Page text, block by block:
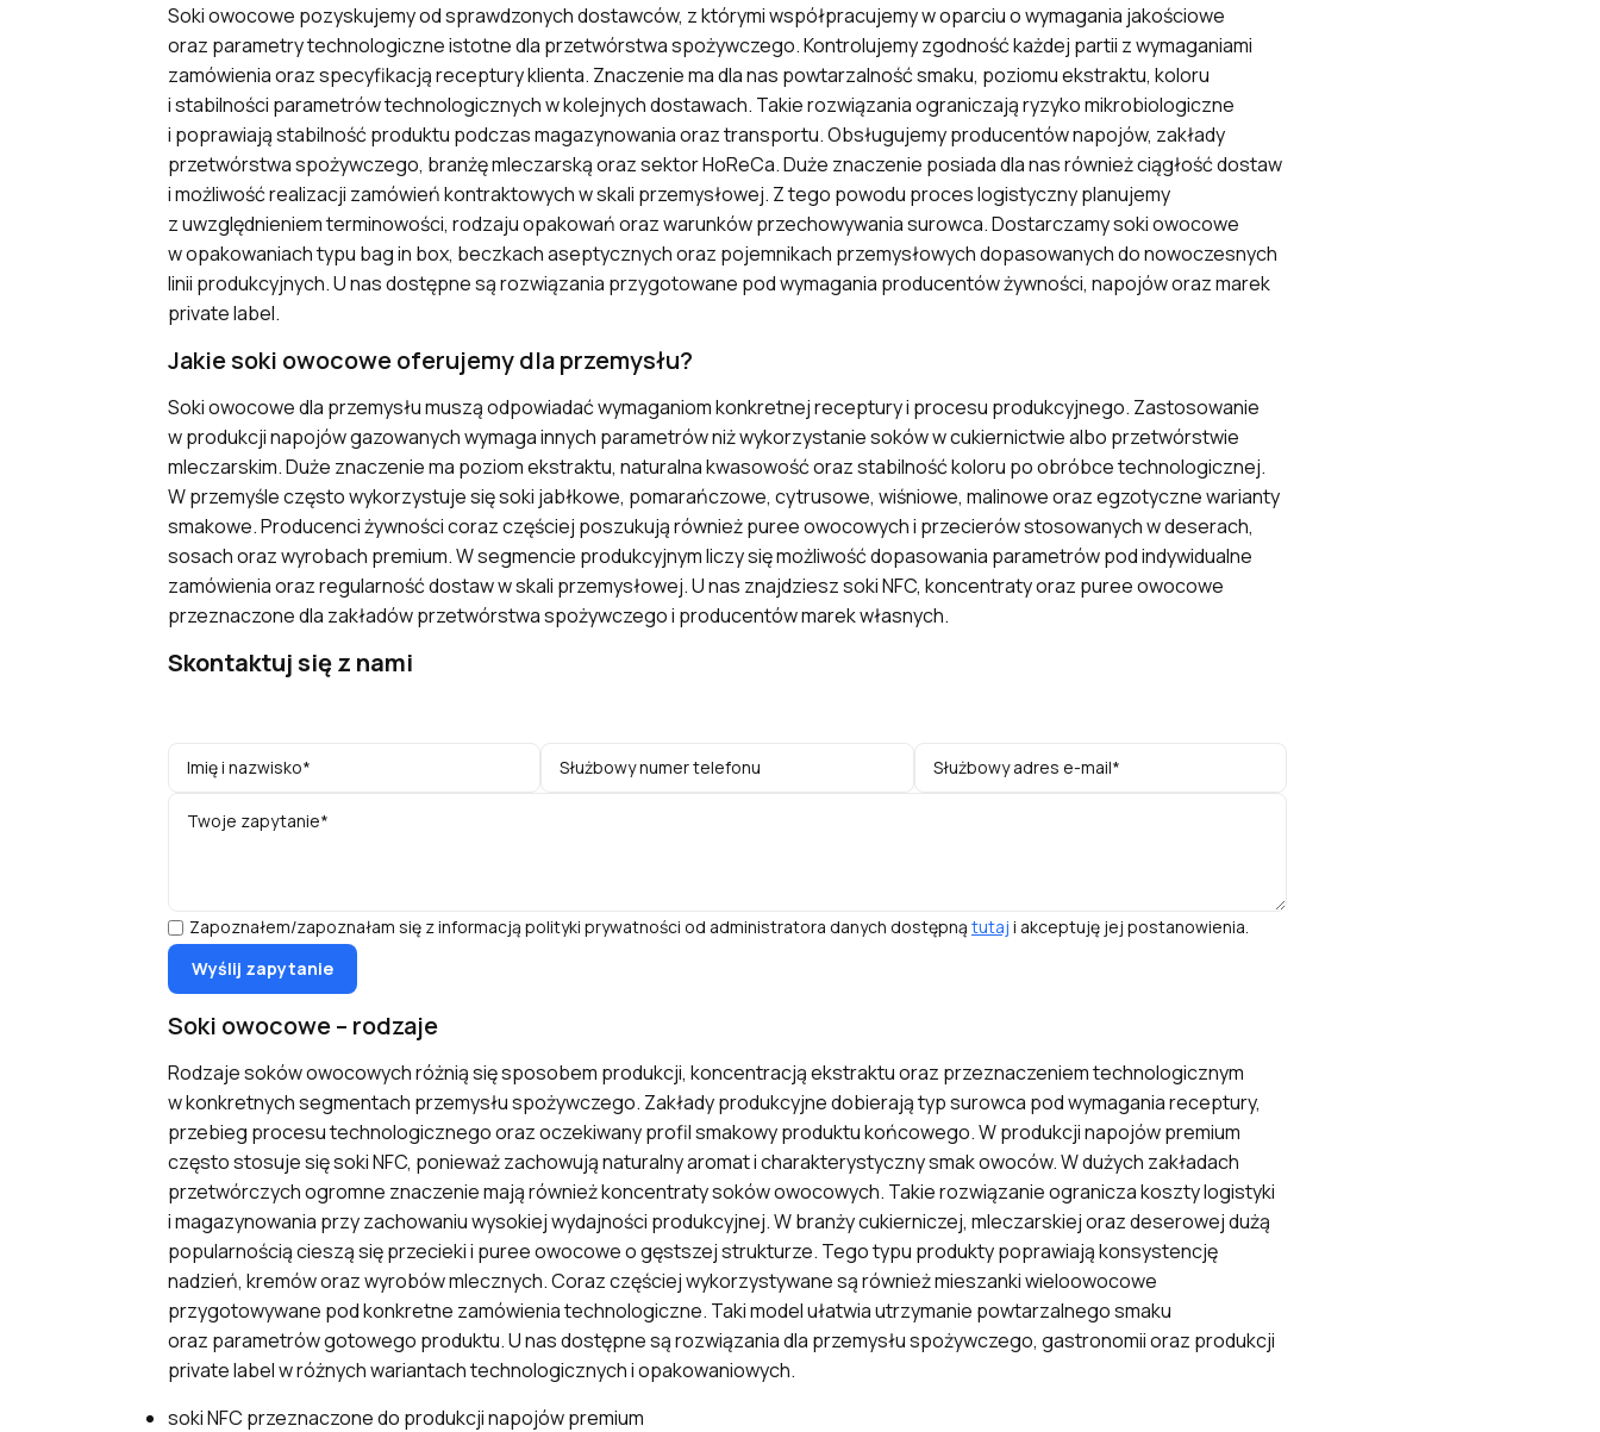
Soki owocowe pozyskujemy od sprawdzonych dostawców, z którymi współpracujemy w oparciu o wymagania jakościowe
oraz parametry technologiczne istotne dla przetwórstwa spożywczego. Kontrolujemy zgodność każdej partii z wymaganiami
zamówienia oraz specyfikacją receptury klienta. Znaczenie ma dla nas powtarzalność smaku, poziomu ekstraktu, koloru
i stabilności parametrów technologicznych w kolejnych dostawach. Takie rozwiązania ograniczają ryzyko mikrobiologiczne
i poprawiają stabilność produktu podczas magazynowania oraz transportu. Obsługujemy producentów napojów, zakłady
przetwórstwa spożywczego, branżę mleczarską oraz sektor HoReCa. Duże znaczenie posiada dla nas również ciągłość dostaw
i możliwość realizacji zamówień kontraktowych w skali przemysłowej. Z tego powodu proces logistyczny planujemy
z uwzględnieniem terminowości, rodzaju opakowań oraz warunków przechowywania surowca. Dostarczamy soki owocowe
w opakowaniach typu bag in box, beczkach aseptycznych oraz pojemnikach przemysłowych dopasowanych do nowoczesnych
linii produkcyjnych. U nas dostępne są rozwiązania przygotowane pod wymagania producentów żywności, napojów oraz marek
private label.
Jakie soki owocowe oferujemy dla przemysłu?
Soki owocowe dla przemysłu muszą odpowiadać wymaganiom konkretnej receptury i procesu produkcyjnego. Zastosowanie
w produkcji napojów gazowanych wymaga innych parametrów niż wykorzystanie soków w cukiernictwie albo przetwórstwie
mleczarskim. Duże znaczenie ma poziom ekstraktu, naturalna kwasowość oraz stabilność koloru po obróbce technologicznej.
W przemyśle często wykorzystuje się soki jabłkowe, pomarańczowe, cytrusowe, wiśniowe, malinowe oraz egzotyczne warianty
smakowe. Producenci żywności coraz częściej poszukują również puree owocowych i przecierów stosowanych w deserach,
sosach oraz wyrobach premium. W segmencie produkcyjnym liczy się możliwość dopasowania parametrów pod indywidualne
zamówienia oraz regularność dostaw w skali przemysłowej. U nas znajdziesz soki NFC, koncentraty oraz puree owocowe
przeznaczone dla zakładów przetwórstwa spożywczego i producentów marek własnych.
Skontaktuj się z nami
Zapoznałem/zapoznałam się z informacją polityki prywatności od administratora danych dostępną tutaj i akceptuję jej postanowienia.
Soki owocowe – rodzaje
Rodzaje soków owocowych różnią się sposobem produkcji, koncentracją ekstraktu oraz przeznaczeniem technologicznym
w konkretnych segmentach przemysłu spożywczego. Zakłady produkcyjne dobierają typ surowca pod wymagania receptury,
przebieg procesu technologicznego oraz oczekiwany profil smakowy produktu końcowego. W produkcji napojów premium
często stosuje się soki NFC, ponieważ zachowują naturalny aromat i charakterystyczny smak owoców. W dużych zakładach
przetwórczych ogromne znaczenie mają również koncentraty soków owocowych. Takie rozwiązanie ogranicza koszty logistyki
i magazynowania przy zachowaniu wysokiej wydajności produkcyjnej. W branży cukierniczej, mleczarskiej oraz deserowej dużą
popularnością cieszą się przecieki i puree owocowe o gęstszej strukturze. Tego typu produkty poprawiają konsystencję
nadzień, kremów oraz wyrobów mlecznych. Coraz częściej wykorzystywane są również mieszanki wieloowocowe
przygotowywane pod konkretne zamówienia technologiczne. Taki model ułatwia utrzymanie powtarzalnego smaku
oraz parametrów gotowego produktu. U nas dostępne są rozwiązania dla przemysłu spożywczego, gastronomii oraz produkcji
private label w różnych wariantach technologicznych i opakowaniowych.
soki NFC przeznaczone do produkcji napojów premium